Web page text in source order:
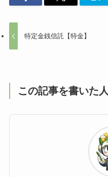
特定金銭信託【特金】
この記事を書いた人